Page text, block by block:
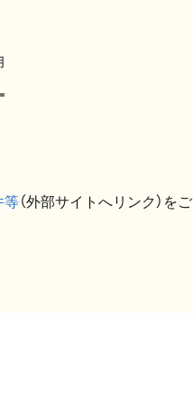
等（外部サイトへリンク）をご